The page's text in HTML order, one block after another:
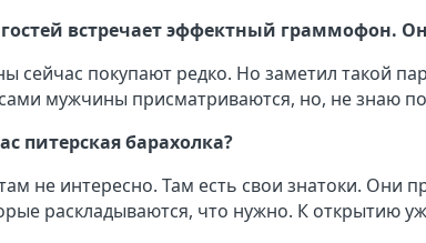
встречает эффектный граммофон.
сейчас покупают редко. Но заметил такой
мужчины присматриваются, но, не знаю
питерская барахолка?
не интересно. Там есть свои знатоки. Они
раскладываются, что нужно. К открытию